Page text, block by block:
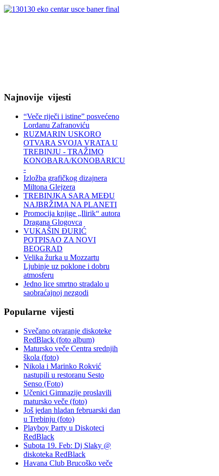
Najnovije vijesti
“Veče riječi i istine” posvećeno
Lordanu Zafranoviću
RUZMARIN USKORO
OTVARA SVOJA VRATA U
TREBINJU - TRAŽIMO
KONOBARA/KONOBARICU
-
Izložba grafičkog dizajnera
Miltona Glejzera
TREBINЈKA SARA MEĐU
NAJBRŽIMA NA PLANETI
Promocija knjige „Ilirik“ autora
Dragana Glogovca
VUKAŠIN ĐURIĆ
POTPISAO ZA NOVI
BEOGRAD
Velika žurka u Mozzartu
Ljubinje uz poklone i dobru
atmosferu
Jedno lice smrtno stradalo u
saobraćajnoj nezgodi
Popularne vijesti
Svečano otvaranje diskoteke
RedBlack (foto album)
Matursko veče Centra srednjih
škola (foto)
Nikola i Marinko Rokvić
nastupili u restoranu Sesto
Senso (Foto)
Učenici Gimnazije proslavili
matursko veče (foto)
Još jedan hladan februarski dan
u Trebinju (foto)
Playboy Party u Diskoteci
RedBlack
Subota 19. Feb: Dj Slaky @
diskoteka RedBlack
Havana Club Brucoško veče